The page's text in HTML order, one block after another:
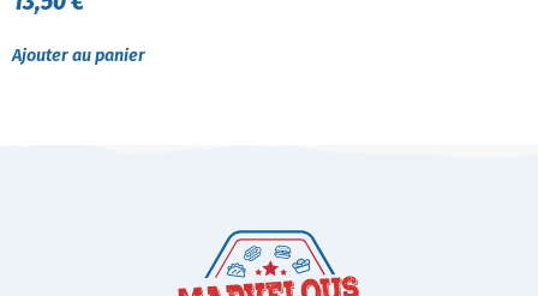
Ajouter au panier